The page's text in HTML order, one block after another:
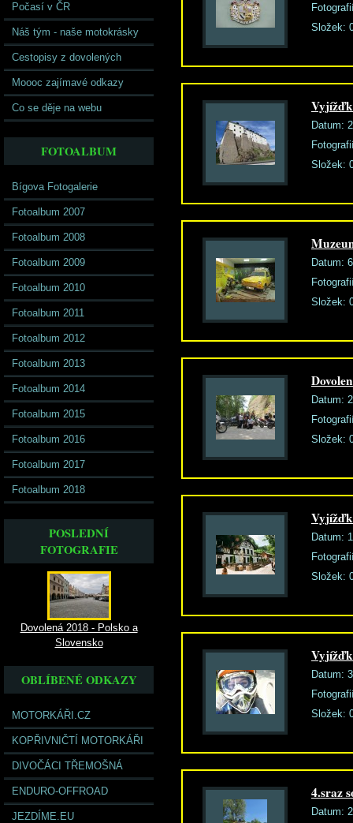
Počasí v ČR
Náš tým - naše motokrásky
Cestopisy z dovolených
Moooc zajímavé odkazy
Co se děje na webu
FOTOALBUM
Bígova Fotogalerie
Fotoalbum 2007
Fotoalbum 2008
Fotoalbum 2009
Fotoalbum 2010
Fotoalbum 2011
Fotoalbum 2012
Fotoalbum 2013
Fotoalbum 2014
Fotoalbum 2015
Fotoalbum 2016
Fotoalbum 2017
Fotoalbum 2018
POSLEDNÍ
FOTOGRAFIE
Dovolená 2018 - Polsko a
Slovensko
OBLÍBENÉ ODKAZY
MOTORKÁŘI.CZ
KOPŘIVNIČTÍ MOTORKÁŘI
DIVOČÁCI TŘEMOŠNÁ
ENDURO-OFFROAD
JEZDÍME.EU
Složek:
Datum:
Složek:
Datum:
Složek:
Datum:
Složek:
Datum:
Složek:
Datum:
Složek:
4.sraz
Datum: